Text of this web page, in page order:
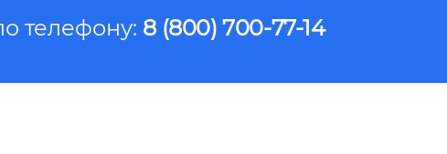
телефону: 8 (800) 700-77-14